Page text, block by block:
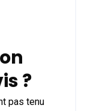
?
pas tenu